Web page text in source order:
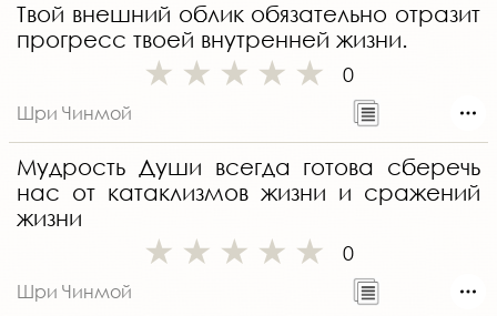
Твой внешний облик обязательно отразит
прогресс твоей внутренней жизни.
0
Шри Чинмой
Мудрость Души всегда готова сберечь
нас от катаклизмов жизни и сражений
жизни
0
Шри Чинмой